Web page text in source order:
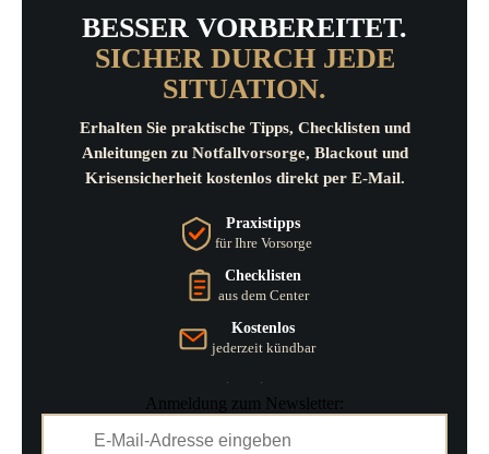
BESSER VORBEREITET.
SICHER DURCH JEDE
SITUATION.
Erhalten Sie praktische Tipps, Checklisten und
Anleitungen zu Notfallvorsorge, Blackout und
Krisensicherheit kostenlos direkt per E-Mail.
Praxistipps
für Ihre Vorsorge
Checklisten
aus dem Center
Kostenlos
jederzeit kündbar
Anmeldung zum Newsletter: